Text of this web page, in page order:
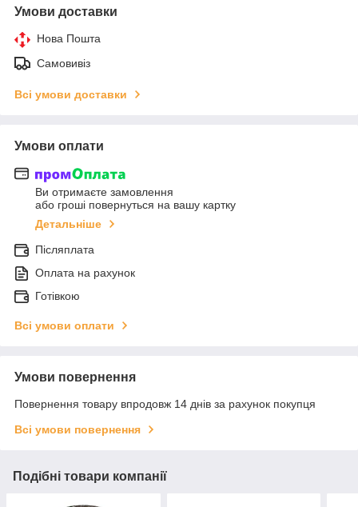
Умови доставки
Нова Пошта
Самовивіз
Всі умови доставки
Умови оплати
Ви отримаєте замовлення
або гроші повернуться на вашу картку
Детальніше
Післяплата
Оплата на рахунок
Готівкою
Всі умови оплати
Умови повернення
Повернення товару впродовж 14 днів за рахунок покупця
Всі умови повернення
Подібні товари компанії